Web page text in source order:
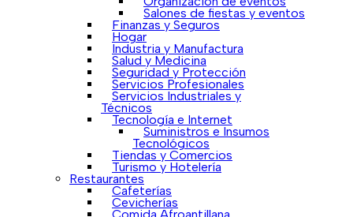
Salones de fiestas y eventos
Finanzas y Seguros
Hogar
Industria y Manufactura
Salud y Medicina
Seguridad y Protección
Servicios Profesionales
Servicios Industriales y
Técnicos
Tecnología e Internet
Suministros e Insumos
Tecnológicos
Tiendas y Comercios
Turismo y Hotelería
Restaurantes
Cafeterías
Cevicherías
Comida Afroantillana